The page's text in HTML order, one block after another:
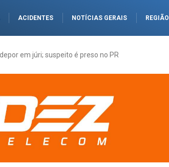
ACIDENTES NOTÍCIAS GERAIS REGIÃO
em júri; suspeito é preso no PR